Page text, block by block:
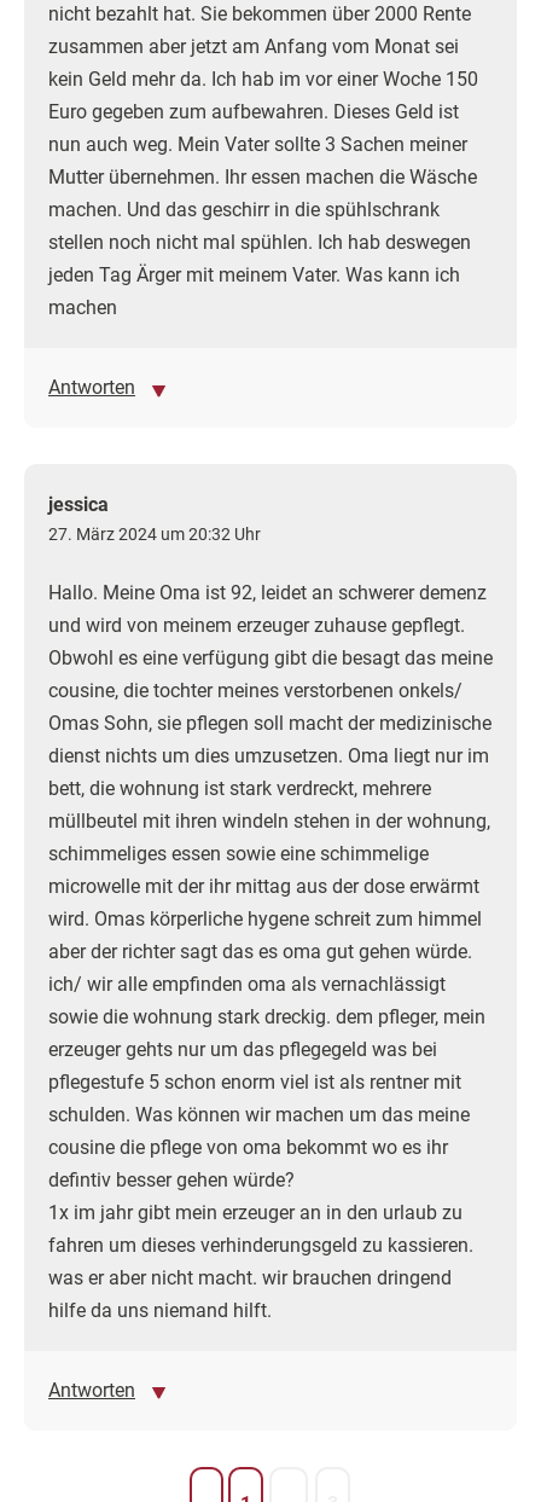
nicht bezahlt hat. Sie bekommen über 2000 Rente
zusammen aber jetzt am Anfang vom Monat sei
kein Geld mehr da. Ich hab im vor einer Woche 150
Euro gegeben zum aufbewahren. Dieses Geld ist
nun auch weg. Mein Vater sollte 3 Sachen meiner
Mutter übernehmen. Ihr essen machen die Wäsche
machen. Und das geschirr in die spühlschrank
stellen noch nicht mal spühlen. Ich hab deswegen
jeden Tag Ärger mit meinem Vater. Was kann ich
machen
Antworten
jessica
27. März 2024 um 20:32 Uhr
Hallo. Meine Oma ist 92, leidet an schwerer demenz
und wird von meinem erzeuger zuhause gepflegt.
Obwohl es eine verfügung gibt die besagt das meine
cousine, die tochter meines verstorbenen onkels/
Omas Sohn, sie pflegen soll macht der medizinische
dienst nichts um dies umzusetzen. Oma liegt nur im
bett, die wohnung ist stark verdreckt, mehrere
müllbeutel mit ihren windeln stehen in der wohnung,
schimmeliges essen sowie eine schimmelige
microwelle mit der ihr mittag aus der dose erwärmt
wird. Omas körperliche hygene schreit zum himmel
aber der richter sagt das es oma gut gehen würde.
ich/ wir alle empfinden oma als vernachlässigt
sowie die wohnung stark dreckig. dem pfleger, mein
erzeuger gehts nur um das pflegegeld was bei
pflegestufe 5 schon enorm viel ist als rentner mit
schulden. Was können wir machen um das meine
cousine die pflege von oma bekommt wo es ihr
defintiv besser gehen würde?
1x im jahr gibt mein erzeuger an in den urlaub zu
fahren um dieses verhinderungsgeld zu kassieren.
was er aber nicht macht. wir brauchen dringend
hilfe da uns niemand hilft.
Antworten